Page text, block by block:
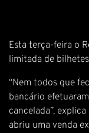
Esta terça-feira o
limitada de
“Nem todos que
bancário
cancelada”,
abriu uma venda